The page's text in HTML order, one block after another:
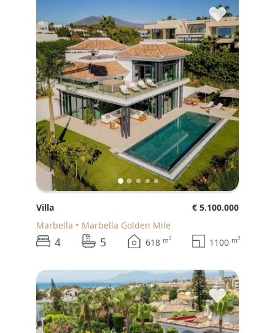
♥
Villa
€ 5.100.000
Marbella
Marbella Golden Mile
4 5 618 m2 1100 m2
♥